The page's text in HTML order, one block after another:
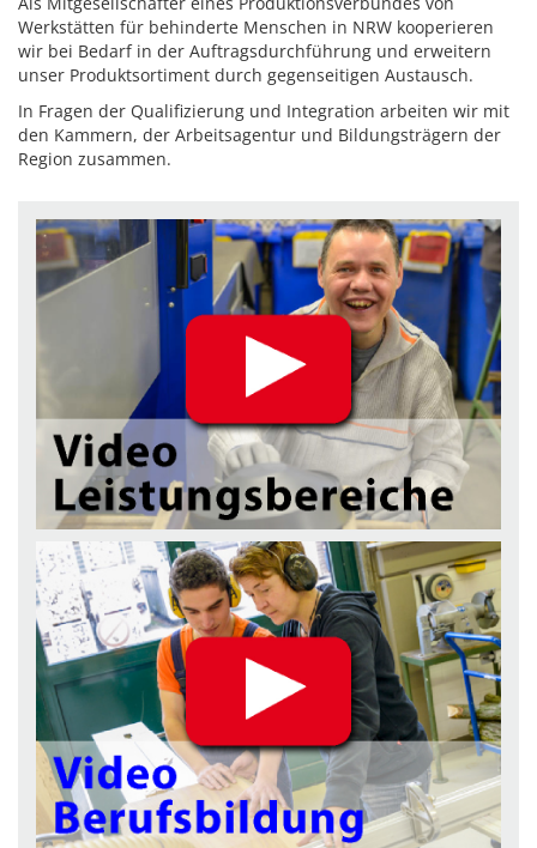
Werkstätten für behinderte Menschen in NRW kooperieren
wir bei Bedarf in der Auftragsdurchführung und erweitern
unser Produktsortiment durch gegenseitigen Austausch.
In Fragen der Qualifizierung und Integration arbeiten wir mit
den Kammern, der Arbeitsagentur und Bildungsträgern der
Region zusammen.